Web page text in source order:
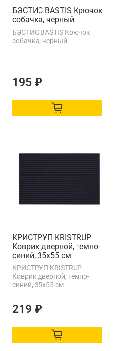
БЭСТИС BASTIS Крючок
собачка, черный
БЭСТИС BASTIS Крючок
собачка, черный
195 ₽
КРИСТРУП KRISTRUP
Коврик дверной, темно-
синий, 35x55 см
КРИСТРУП KRISTRUP
Коврик дверной, темно-
синий, 35x55 см
219 ₽